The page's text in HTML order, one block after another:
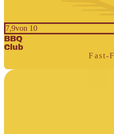
7,9von 10
BBQ
Club
Fast-